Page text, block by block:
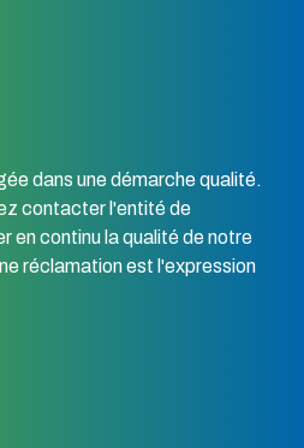
dans une démarche qualité.
contacter l'entité de
en continu la qualité de notre
réclamation est l'expression